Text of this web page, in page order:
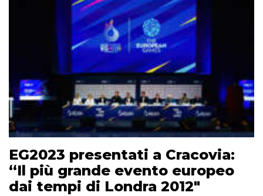
EG2023 presentati a Cracovia:
“Il più grande evento europeo
dai tempi di Londra 2012″